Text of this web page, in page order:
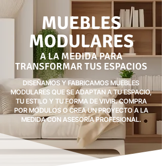
MUEBLES
MODULARES
A LA MEDIDA PARA
TRANSFORMAR TUS ESPACIOS
DISEÑAMOS Y FABRICAMOS MUEBLES
MODULARES QUE SE ADAPTAN A TU ESPACIO,
TU ESTILO Y TU FORMA DE VIVIR. COMPRA
POR MÓDULOS O CREA UN PROYECTO A LA
MEDIDA CON ASESORÍA PROFESIONAL.